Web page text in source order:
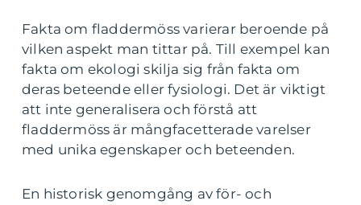
Fakta om fladdermöss varierar beroende på
vilken aspekt man tittar på. Till exempel kan
fakta om ekologi skilja sig från fakta om
deras beteende eller fysiologi. Det är viktigt
att inte generalisera och förstå att
fladdermöss är mångfacetterade varelser
med unika egenskaper och beteenden.
En historisk genomgång av för- och